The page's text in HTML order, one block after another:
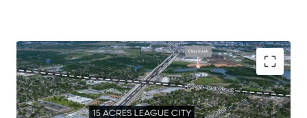
Surrounded by a growing population and flourishing